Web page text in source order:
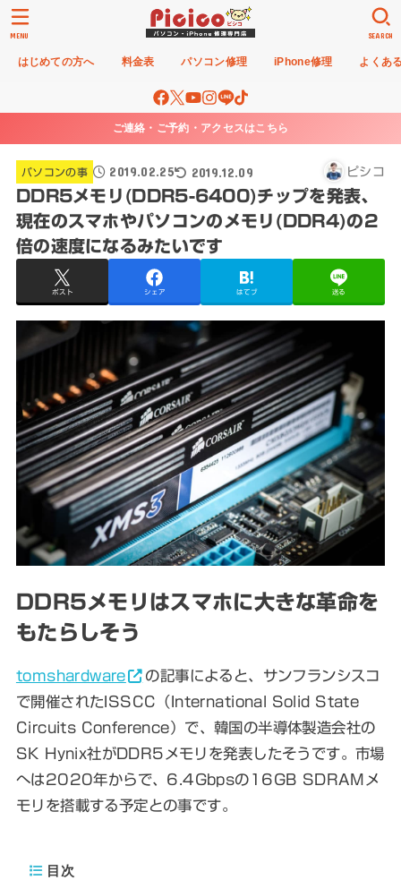
はじめての方へ 料金表 パソコン修理 iPhone修理 よくあ
SEARCH
MENU
ご連絡・ご予約・アクセスはこちら
パソコンの事 2019.02.25 2019.12.09 ピシコ
DDR5メモリ(DDR5-6400)チップを発表、
現在のスマホやパソコンのメモリ(DDR4)の2
倍の速度になるみたいです
ポスト シェア はてブ 送る
DDR5メモリはスマホに大きな革命を
もたらしそう
tomshardware
の記事によると、サンフランシスコ
で開催されたISSCC（International Solid State
Circuits Conference）で、韓国の半導体製造会社の
SK Hynix社がDDR5メモリを発表したそうです。市場
へは2020年からで、6.4Gbpsの16GB SDRAMメ
モリを搭載する予定との事です。
目次